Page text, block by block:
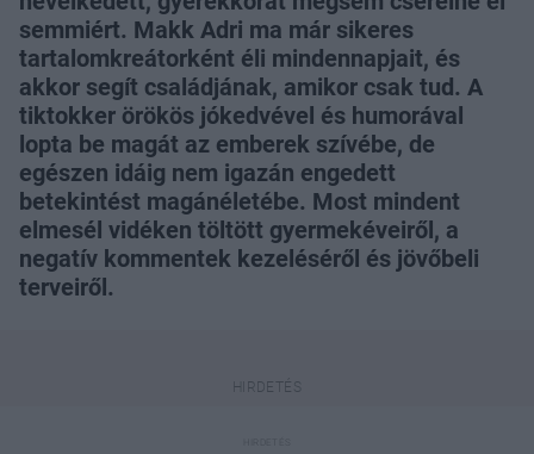
semmiért. Makk Adri ma már sikeres
tartalomkreátorként éli mindennapjait, és
akkor segít családjának, amikor csak tud. A
tiktokker örökös jókedvével és humorával
lopta be magát az emberek szívébe, de
egészen idáig nem igazán engedett
betekintést magánéletébe. Most mindent
elmesél vidéken töltött gyermekéveiről, a
negatív kommentek kezeléséről és jövőbeli
terveiről.